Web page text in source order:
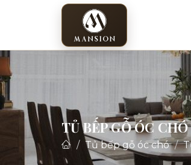
TỦ BẾP GỖ ÓC
Tủ bếp gỗ óc chó